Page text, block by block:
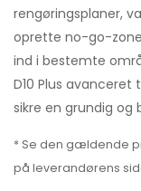
rengøringsplaner,
oprette no-go-
ind i bestemte
D10 Plus
sikre en grundig og
* Se den gældende
på leverandørens